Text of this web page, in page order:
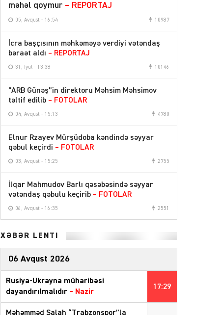
məhəl qoymur – REPORTAJ
05, Avqust - 16:54 10987
İcra başçısının məhkəməyə verdiyi vətəndaş
bəraət aldı – REPORTAJ
31, İyul - 13:38 10146
“ARB Günəş”in direktoru Məhsim Məhsimov
təltif edilib – FOTOLAR
04, Avqust - 15:13 4780
Elnur Rzayev Mürşüdoba kəndində səyyar
qəbul keçirdi – FOTOLAR
03, Avqust - 15:25 2755
İlqar Mahmudov Barlı qəsəbəsində səyyar
vətəndaş qəbulu keçirib – FOTOLAR
06, Avqust - 16:35 2551
XƏBƏR LENTİ
06 Avqust 2026
17:29
Rusiya-Ukrayna müharibəsi
dayandırılmalıdır – Nazir
Məhəmməd Salah “Trabzonspor”la